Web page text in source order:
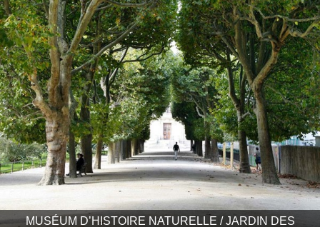
MUSÉUM D’HISTOIRE NATURELLE / JARDIN DES